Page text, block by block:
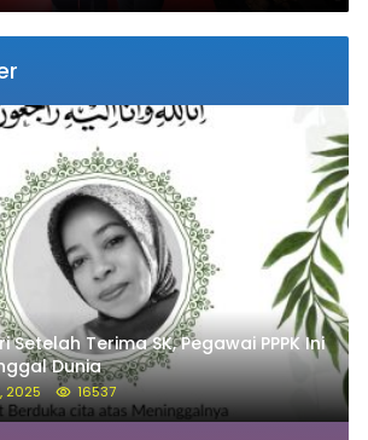
Setelah Terima SK, Pegawai PPPK Ini
Dunia
2025 16537